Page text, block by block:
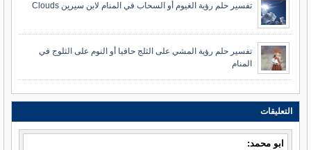
تفسير حلم رؤية الغيوم أو السحاب في المنام لابن سيرين Clouds
تفسير حلم رؤية المشي على الثلج حافيا أو النوم على الثلوج في
المنام
التعليقات
ابو محمد: